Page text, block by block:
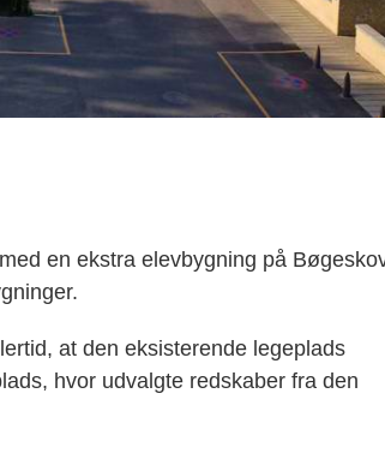
en ekstra elevbygning på
at den eksisterende legeplads
hvor udvalgte redskaber fra den